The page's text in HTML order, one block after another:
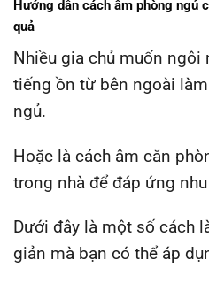
Hướng dẫn cách âm phòng ngủ
quả
Nhiều gia chủ muốn ngôi
tiếng ồn từ bên ngoài
ngủ.
Hoặc là cách âm căn
trong nhà để đáp ứng
Dưới đây là một số cách
giản mà bạn có thể áp